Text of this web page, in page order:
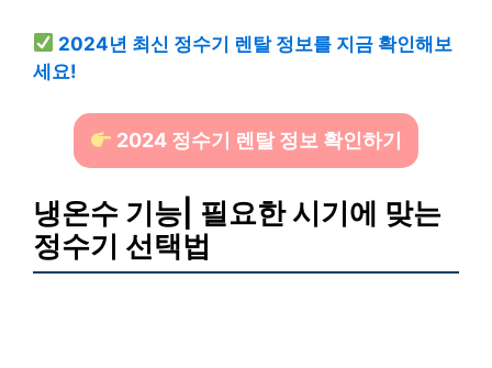
2024년 최신 정수기 렌탈 정보를 지금 확인해보
세요!
2024 정수기 렌탈 정보 확인하기
냉온수 기능| 필요한 시기에 맞는
정수기 선택법